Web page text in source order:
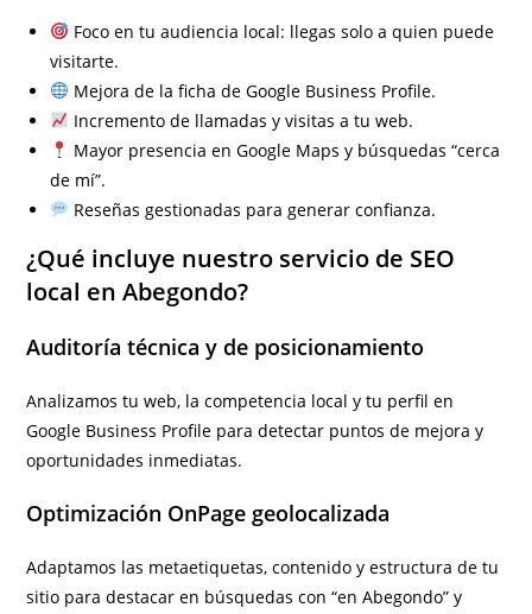
Foco en tu audiencia local: llegas solo a quien puede
visitarte.
Mejora de la ficha de Google Business Profile.
Incremento de llamadas y visitas a tu web.
Mayor presencia en Google Maps y búsquedas “cerca
de mí”.
Reseñas gestionadas para generar confianza.
¿Qué incluye nuestro servicio de SEO
local en Abegondo?
Auditoría técnica y de posicionamiento
Analizamos tu web, la competencia local y tu perfil en
Google Business Profile para detectar puntos de mejora y
oportunidades inmediatas.
Optimización OnPage geolocalizada
Adaptamos las metaetiquetas, contenido y estructura de tu
sitio para destacar en búsquedas con “en Abegondo” y